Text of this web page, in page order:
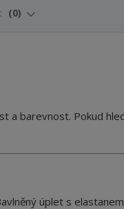
0
a barevnost. Pokud
úplet s